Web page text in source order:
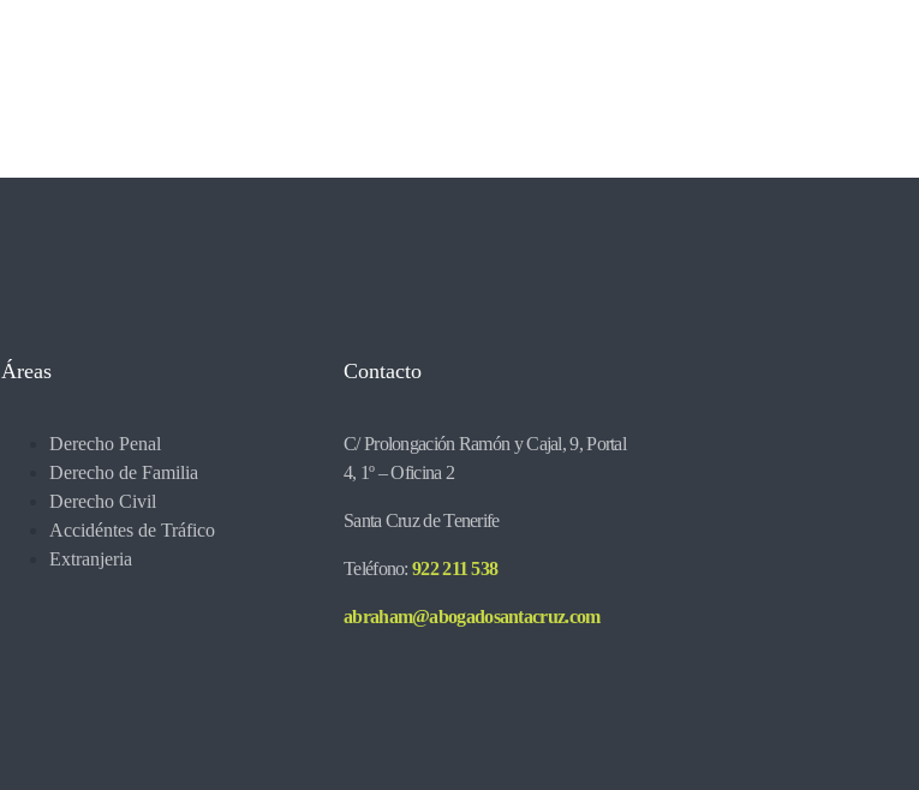
Áreas
Derecho Penal
Derecho de Familia
Derecho Civil
Accidéntes de Tráfico
Extranjeria
Contacto
C/ Prolongación Ramón y Cajal, 9, Portal
4, 1º – Oficina 2
Santa Cruz de Tenerife
Teléfono: 922 211 538
abraham@abogadosantacruz.com